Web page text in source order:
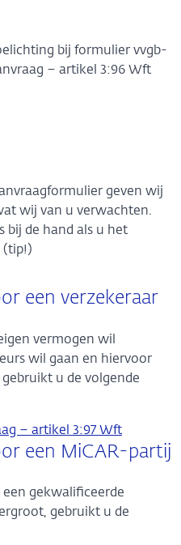
bij formulier vvgb-
– artikel 3:96 Wft
geven wij
wij van u verwachten.
bij de hand als u het
(tip!)
een verzekeraar
vermogen wil
wil gaan en hiervoor
u de volgende
– artikel 3:97 Wft
een MiCAR-partij
gekwalificeerde
gebruikt u de